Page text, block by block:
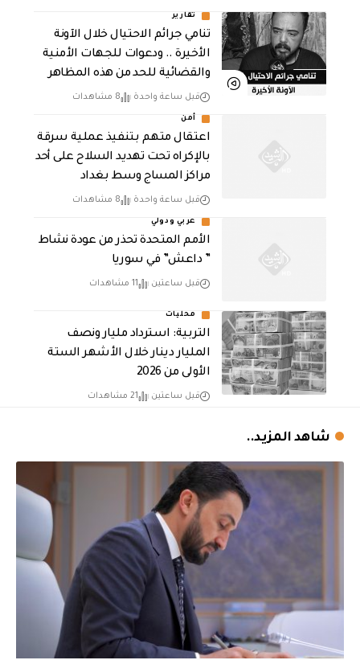
تقارير
تنامي جرائم الاحتيال خلال الآونة
الأخيرة .. ودعوات للجهات الأمنية
والقضائية للحد من هذه المظاهر
قبل ساعة واحدة 8 مشاهدات
أمن
اعتقال متهم بتنفيذ عملية سرقة
بالإكراه تحت تهديد السلاح على أحد
مراكز المساج وسط بغداد
قبل ساعة واحدة 8 مشاهدات
عربي ودولي
الأمم المتحدة تحذر من عودة نشاط
” داعش” في سوريا
قبل ساعتين 11 مشاهدات
محليات
التربية: استرداد مليار ونصف
المليار دينار خلال الأشهر الستة
الأولى من 2026
قبل ساعتين 21 مشاهدات
شاهد المزيد..